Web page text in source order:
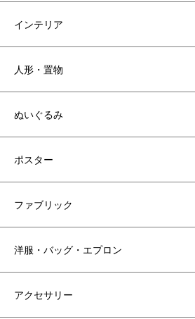
インテリア
人形・置物
ぬいぐるみ
ポスター
ファブリック
洋服・バッグ・エプロン
アクセサリー